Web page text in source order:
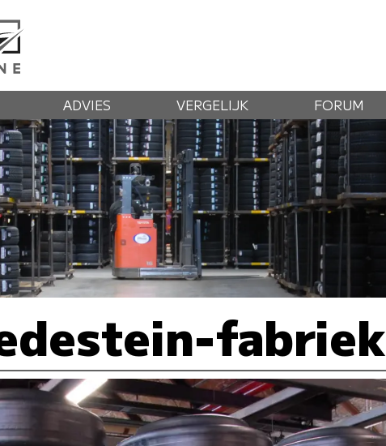
ADVIES VERGELIJK FORUM
fabriek